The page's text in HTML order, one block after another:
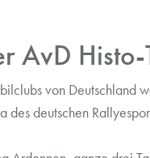
AvD
von Deutschland
deutschen